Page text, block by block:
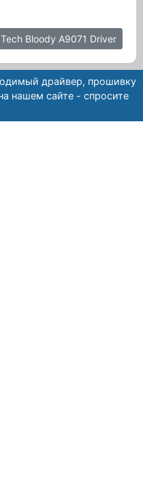
Bloody A9071 Driver
драйвер, прошивку
нашем сайте - спросите